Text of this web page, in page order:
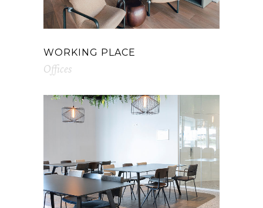
WORKING PLACE
Offices